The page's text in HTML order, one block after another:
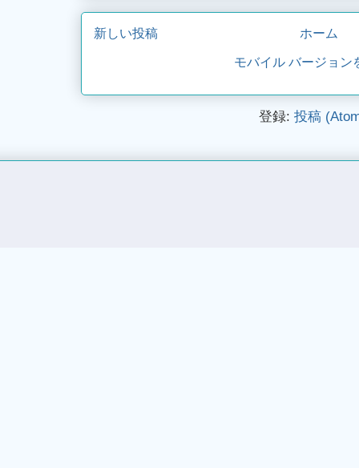
新しい投稿 ホーム
モバイル バージョン
登録: 投稿